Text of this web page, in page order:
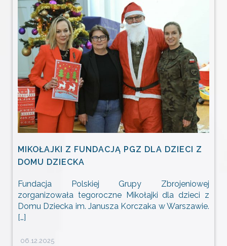
MIKOŁAJKI Z FUNDACJĄ PGZ DLA DZIECI Z
DOMU DZIECKA
Fundacja Polskiej Grupy Zbrojeniowej
zorganizowała tegoroczne Mikołajki dla dzieci z
Domu Dziecka im. Janusza Korczaka w Warszawie.
[…]
06.12.2025